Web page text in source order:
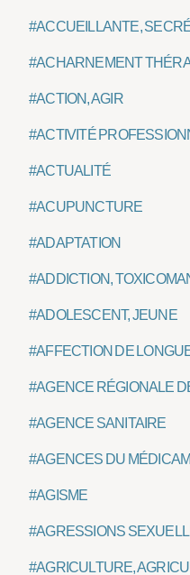
#ACCUEILLANTE,
#ACHARNEMENT
#ACTION, AGIR
#ACTIVITÉ
#ACTUALITÉ
#ACUPUNCTURE
#ADAPTATION
#ADDICTION,
#ADOLESCENT, JEUNE
#AFFECTION DE
#AGENCE RÉGIONALE
#AGENCE SANITAIRE
#AGENCES DU
#AGISME
#AGRESSIONS
#AGRICULTURE,